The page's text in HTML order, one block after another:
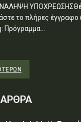
το πλήρες έγγραφο
Πρόγραμμα...